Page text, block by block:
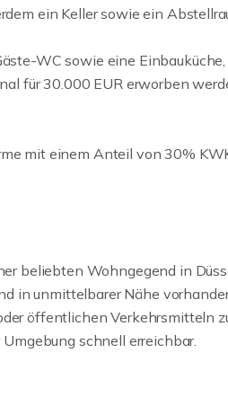
ein Keller sowie ein
WC sowie eine
für 30.000 EUR erworben
mit einem Anteil von 30%
beliebten Wohngegend in
in unmittelbarer Nähe
öffentlichen Verkehrsmitteln
schnell erreichbar.